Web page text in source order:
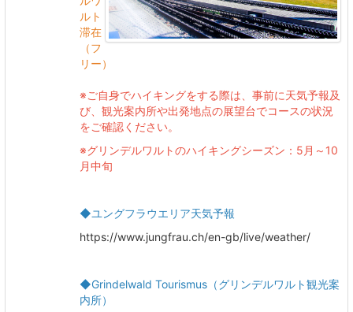
ルト
滞在
（フ
リー）
※ご自身でハイキングをする際は、事前に天気予報及
び、観光案内所や出発地点の展望台でコースの状況
をご確認ください。
※グリンデルワルトのハイキングシーズン：5月～10
月中旬
​​​​​​​◆ユングフラウエリア天気予報
https://www.jungfrau.ch/en-gb/live/weather/
◆Grindelwald Tourismus（グリンデルワルト観光案
内所）